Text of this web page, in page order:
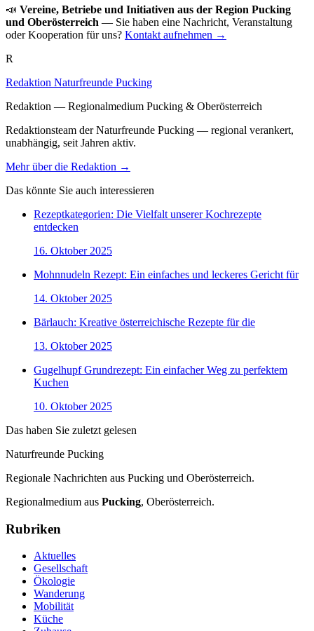
📣 Vereine, Betriebe und Initiativen aus der Region Pucking
und Oberösterreich — Sie haben eine Nachricht, Veranstaltung
oder Kooperation für uns? Kontakt aufnehmen →
R
Redaktion Naturfreunde Pucking
Redaktion — Regionalmedium Pucking & Oberösterreich
Redaktionsteam der Naturfreunde Pucking — regional verankert,
unabhängig, seit Jahren aktiv.
Mehr über die Redaktion →
Das könnte Sie auch interessieren
Rezeptkategorien: Die Vielfalt unserer Kochrezepte
entdecken
16. Oktober 2025
Mohnnudeln Rezept: Ein einfaches und leckeres Gericht für
14. Oktober 2025
Bärlauch: Kreative österreichische Rezepte für die
13. Oktober 2025
Gugelhupf Grundrezept: Ein einfacher Weg zu perfektem
Kuchen
10. Oktober 2025
Das haben Sie zuletzt gelesen
Naturfreunde Pucking
Regionale Nachrichten aus Pucking und Oberösterreich.
Regionalmedium aus Pucking, Oberösterreich.
Rubriken
Aktuelles
Gesellschaft
Ökologie
Wanderung
Mobilität
Küche